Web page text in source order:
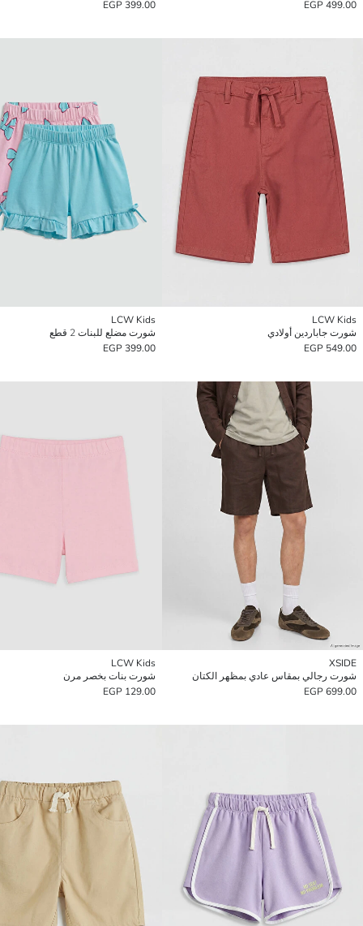
499.00 EGP
399.00 EGP
LCW Kids
شورت جاباردين أولادي
549.00 EGP
LCW Kids
شورت مضلع للبنات 2 قطع
399.00 EGP
XSIDE
شورت رجالي بمقاس عادي بمظهر الكتان
699.00 EGP
LCW Kids
شورت بنات بخصر مرن
129.00 EGP